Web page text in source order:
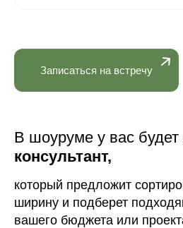
Записаться на встречу
В шоуруме у вас будет
консультант,
который предложит
ширину и подберет
вашего бюджета или